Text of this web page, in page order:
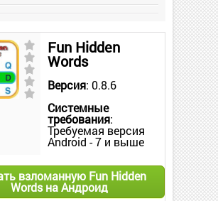
Fun Hidden
Words
Версия: 0.8.6
Системные
требования:
Требуемая версия
Android - 7 и выше
взломанную Fun Hidden
Words на Андроид